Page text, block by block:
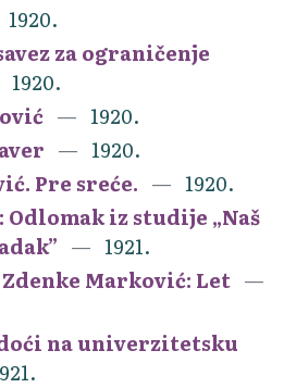
1920.
za ograničenje
1920.
1920.
1920.
Pre sreće.
1920.
Odlomak iz studije „Naš
1921.
Marković: Let
na univerzitetsku